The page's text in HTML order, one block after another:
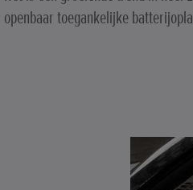
openbaar toegankelijke